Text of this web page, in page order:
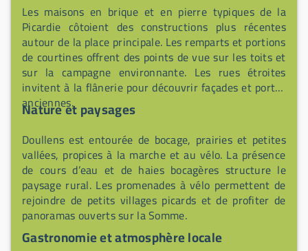
Les maisons en brique et en pierre typiques de la
Picardie côtoient des constructions plus récentes
autour de la place principale. Les remparts et portions
de courtines offrent des points de vue sur les toits et
sur la campagne environnante. Les rues étroites
invitent à la flânerie pour découvrir façades et portes
anciennes.
Nature et paysages
Doullens est entourée de bocage, prairies et petites
vallées, propices à la marche et au vélo. La présence
de cours d’eau et de haies bocagères structure le
paysage rural. Les promenades à vélo permettent de
rejoindre de petits villages picards et de profiter de
panoramas ouverts sur la Somme.
Gastronomie et atmosphère locale